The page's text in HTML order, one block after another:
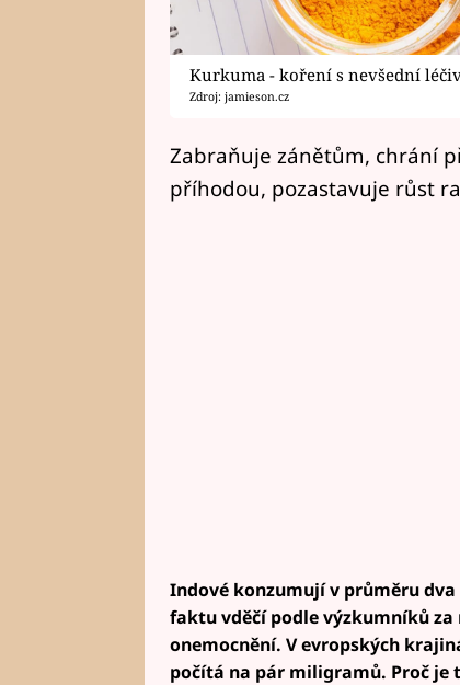
Kurkuma - koření s nevšední
Zdroj: jamieson.cz
Zabraňuje zánětům, chrání
příhodou, pozastavuje růst
Indové konzumují v průměru
faktu vděčí podle výzkumníků
onemocnění. V evropských
počítá na pár miligramů. Proč je